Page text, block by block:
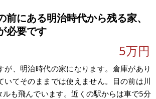
前にある明治時代から残る家、
必要です
5万円
が、明治時代の家になります。倉庫があり
いてそのままでは使えません。目の前は川
ルも飛んでいます。近くの駅からは車で5分